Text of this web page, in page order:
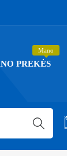
PREKĖS
Mano